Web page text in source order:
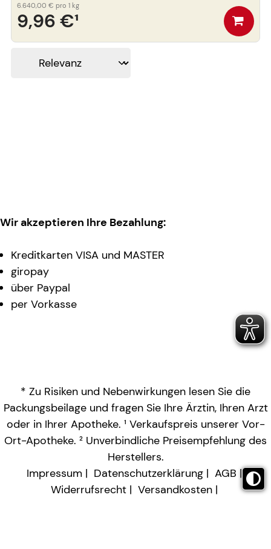
9,96 €¹
6.640,00 € pro 1 kg
Wir akzeptieren Ihre Bezahlung:
Kreditkarten VISA und MASTER
giropay
über Paypal
per Vorkasse
* Zu Risiken und Nebenwirkungen lesen Sie die
Packungsbeilage und fragen Sie Ihre Ärztin, Ihren Arzt
oder in Ihrer Apotheke. ¹ Verkaufspreis unserer Vor-
Ort-Apotheke. ² Unverbindliche Preisempfehlung des
Herstellers.
Impressum
Datenschutzerklärung
AGB
Widerrufsrecht
Versandkosten